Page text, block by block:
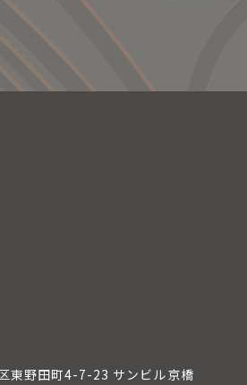
東野田町4-7-23 サンビル京橋